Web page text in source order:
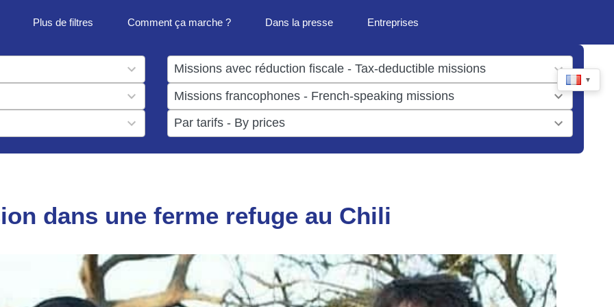
Plus de filtres Comment ça marche ? Dans la presse Entreprises
▼
result
available
result
available
results
available
dans une ferme refuge au Chili